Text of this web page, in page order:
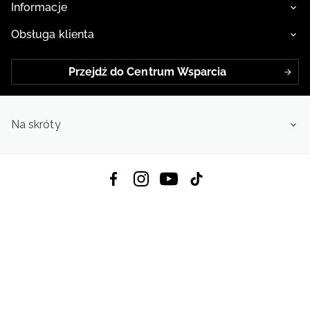
Informacje
Obsługa klienta
Przejdź do Centrum Wsparcia
Na skróty